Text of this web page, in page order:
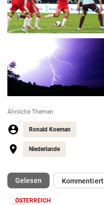
Ähnliche Themen
Ronald Koeman
Niederlande
Gelesen(ausgewählt)Kommentiert
ÖSTERREICH